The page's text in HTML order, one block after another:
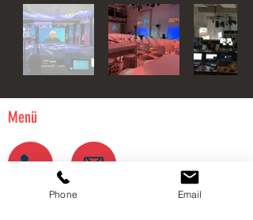
Menü
Phone Email